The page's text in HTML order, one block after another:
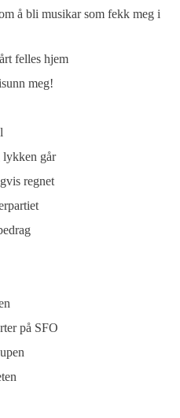
å bli musikar som fekk meg i
felles hjem
meg!
lykken går
regnet
på SFO